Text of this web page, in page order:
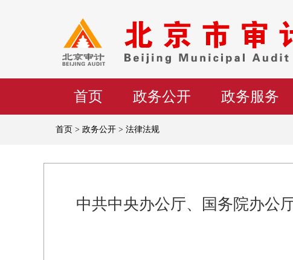
首页 政务公开 政务服务
首页 > 政务公开 > 法律法规
中共中央办公厅、国务院办公